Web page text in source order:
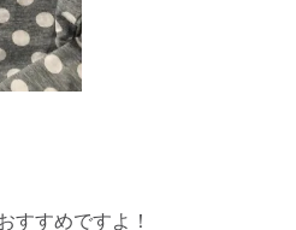
すすめですよ！